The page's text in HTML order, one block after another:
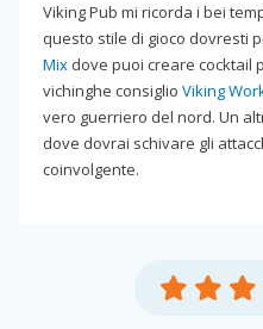
Viking Pub mi ricorda i bei
questo stile di gioco dovresti
Mix dove puoi creare cocktail
vichinghe consiglio Viking
vero guerriero del nord. Un
dove dovrai schivare gli
coinvolgente.